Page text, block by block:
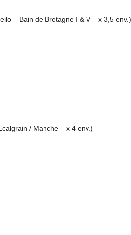
– Bain de Bretagne I & V – x 3,5 env.)
/ Manche – x 4 env.)